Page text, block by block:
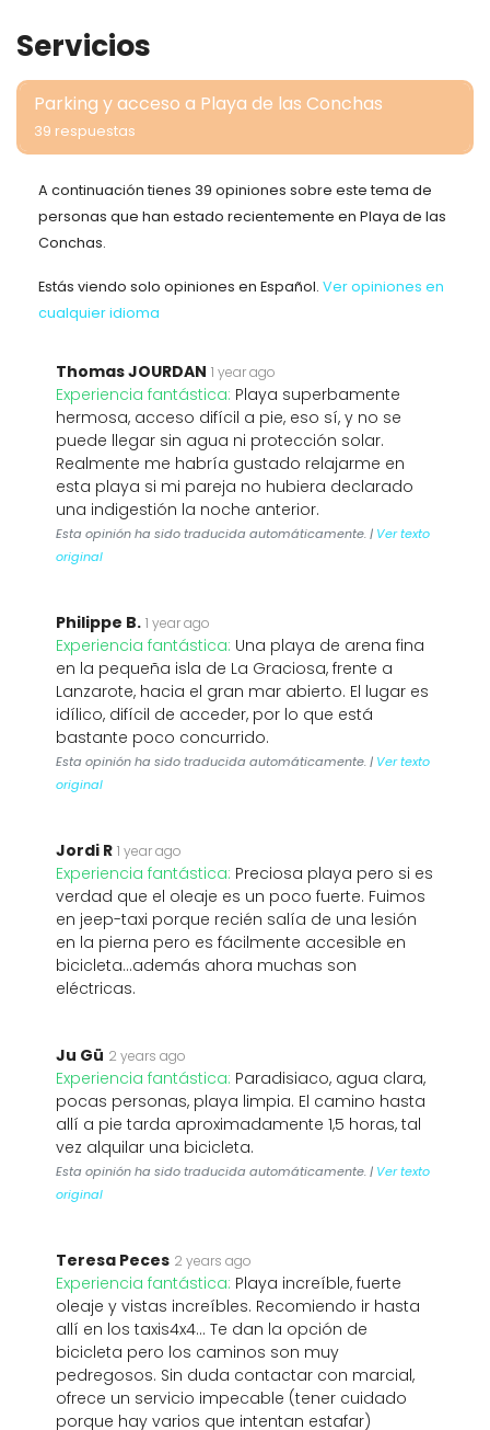
Servicios
Parking y acceso a Playa de las Conchas
39 respuestas
A continuación tienes 39 opiniones sobre este tema de
personas que han estado recientemente en Playa de las
Conchas.
Estás viendo solo opiniones en Español. Ver opiniones en
cualquier idioma
Thomas JOURDAN 1 year ago
Experiencia fantástica: Playa superbamente
hermosa, acceso difícil a pie, eso sí, y no se
puede llegar sin agua ni protección solar.
Realmente me habría gustado relajarme en
esta playa si mi pareja no hubiera declarado
una indigestión la noche anterior.
Esta opinión ha sido traducida automáticamente. | Ver texto
original
Philippe B. 1 year ago
Experiencia fantástica: Una playa de arena fina
en la pequeña isla de La Graciosa, frente a
Lanzarote, hacia el gran mar abierto. El lugar es
idílico, difícil de acceder, por lo que está
bastante poco concurrido.
Esta opinión ha sido traducida automáticamente. | Ver texto
original
Jordi R 1 year ago
Experiencia fantástica: Preciosa playa pero si es
verdad que el oleaje es un poco fuerte. Fuimos
en jeep-taxi porque recién salía de una lesión
en la pierna pero es fácilmente accesible en
bicicleta...además ahora muchas son
eléctricas.
Ju Gü 2 years ago
Experiencia fantástica: Paradisiaco, agua clara,
pocas personas, playa limpia. El camino hasta
allí a pie tarda aproximadamente 1,5 horas, tal
vez alquilar una bicicleta.
Esta opinión ha sido traducida automáticamente. | Ver texto
original
Teresa Peces 2 years ago
Experiencia fantástica: Playa increíble, fuerte
oleaje y vistas increíbles. Recomiendo ir hasta
allí en los taxis4x4… Te dan la opción de
bicicleta pero los caminos son muy
pedregosos. Sin duda contactar con marcial,
ofrece un servicio impecable (tener cuidado
porque hay varios que intentan estafar)